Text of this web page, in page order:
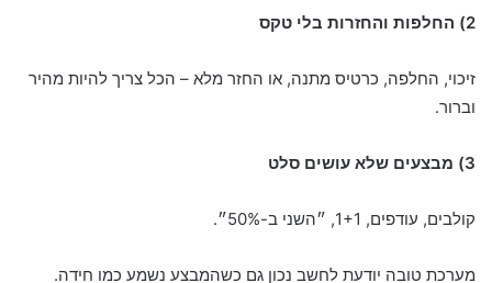
2) החלפות והחזרות בלי טקס
זיכוי, החלפה, כרטיס מתנה, או החזר מלא – הכל צריך להיות מהיר
וברור.
3) מבצעים שלא עושים סלט
קולבים, עודפים, 1+1, ״השני ב-50%״.
מערכת טובה יודעת לחשב נכון גם כשהמבצע נשמע כמו חידה.